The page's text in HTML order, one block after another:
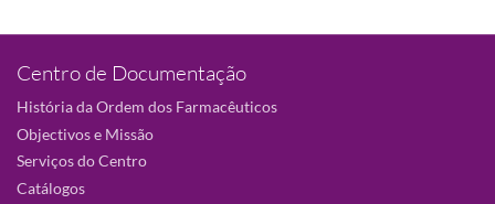
Centro de Documentação
História da Ordem dos Farmacêuticos
Objectivos e Missão
Serviços do Centro
Catálogos